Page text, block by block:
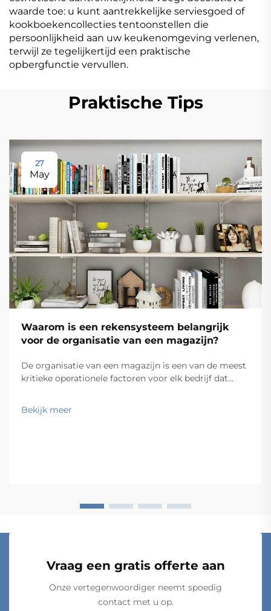
waarde toe: u kunt aantrekkelijke serviesgoed of
kookboekencollecties tentoonstellen die
persoonlijkheid aan uw keukenomgeving verlenen,
terwijl ze tegelijkertijd een praktische
opbergfunctie vervullen.
Praktische Tips
27
May
Waarom is een rekensysteem belangrijk
voor de organisatie van een magazijn?
De organisatie van een magazijn is een van de meest
kritieke operationele factoren voor elk bedrijf dat
voorraadkamer of een grootschalig
distributiecentrum beheert, de manier waarop u uw
Bekijk meer
Vraag een gratis offerte aan
Onze vertegenwoordiger neemt spoedig
contact met u op.